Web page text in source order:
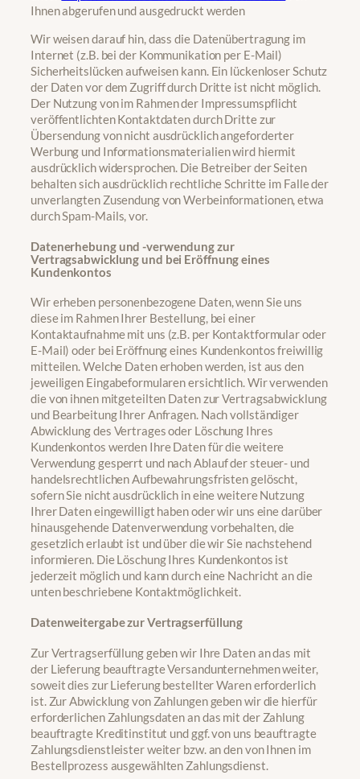
Ihnen abgerufen und ausgedruckt werden
Wir weisen darauf hin, dass die Datenübertragung im
Internet (z.B. bei der Kommunikation per E-Mail)
Sicherheitslücken aufweisen kann. Ein lückenloser Schutz
der Daten vor dem Zugriff durch Dritte ist nicht möglich.
Der Nutzung von im Rahmen der Impressumspflicht
veröffentlichten Kontaktdaten durch Dritte zur
Übersendung von nicht ausdrücklich angeforderter
Werbung und Informationsmaterialien wird hiermit
ausdrücklich widersprochen. Die Betreiber der Seiten
behalten sich ausdrücklich rechtliche Schritte im Falle der
unverlangten Zusendung von Werbeinformationen, etwa
durch Spam-Mails, vor.
Datenerhebung und -verwendung zur
Vertragsabwicklung und bei Eröffnung eines
Kundenkontos
Wir erheben personenbezogene Daten, wenn Sie uns
diese im Rahmen Ihrer Bestellung, bei einer
Kontaktaufnahme mit uns (z.B. per Kontaktformular oder
E-Mail) oder bei Eröffnung eines Kundenkontos freiwillig
mitteilen. Welche Daten erhoben werden, ist aus den
jeweiligen Eingabeformularen ersichtlich. Wir verwenden
die von ihnen mitgeteilten Daten zur Vertragsabwicklung
und Bearbeitung Ihrer Anfragen. Nach vollständiger
Abwicklung des Vertrages oder Löschung Ihres
Kundenkontos werden Ihre Daten für die weitere
Verwendung gesperrt und nach Ablauf der steuer- und
handelsrechtlichen Aufbewahrungsfristen gelöscht,
sofern Sie nicht ausdrücklich in eine weitere Nutzung
Ihrer Daten eingewilligt haben oder wir uns eine darüber
hinausgehende Datenverwendung vorbehalten, die
gesetzlich erlaubt ist und über die wir Sie nachstehend
informieren. Die Löschung Ihres Kundenkontos ist
jederzeit möglich und kann durch eine Nachricht an die
unten beschriebene Kontaktmöglichkeit.
Datenweitergabe zur Vertragserfüllung
Zur Vertragserfüllung geben wir Ihre Daten an das mit
der Lieferung beauftragte Versandunternehmen weiter,
soweit dies zur Lieferung bestellter Waren erforderlich
ist. Zur Abwicklung von Zahlungen geben wir die hierfür
erforderlichen Zahlungsdaten an das mit der Zahlung
beauftragte Kreditinstitut und ggf. von uns beauftragte
Zahlungsdienstleister weiter bzw. an den von Ihnen im
Bestellprozess ausgewählten Zahlungsdienst.